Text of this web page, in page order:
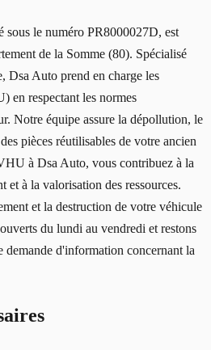
le numéro PR8000027D, est
de la Somme (80). Spécialisé
Dsa Auto prend en charge les
en respectant les normes
Notre équipe assure la dépollution, le
pièces réutilisables de votre ancien
à Dsa Auto, vous contribuez à la
et à la valorisation des ressources.
et la destruction de votre véhicule
du lundi au vendredi et restons
demande d'information concernant la